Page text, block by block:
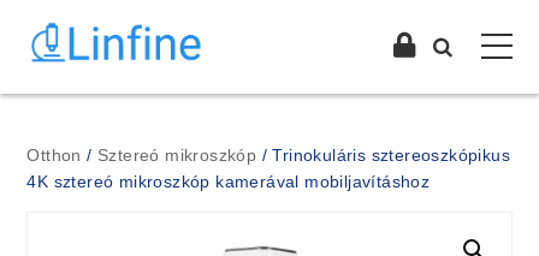
Otthon / Sztereó mikroszkóp / Trinokuláris sztereoszkópikus
4K sztereó mikroszkóp kamerával mobiljavításhoz